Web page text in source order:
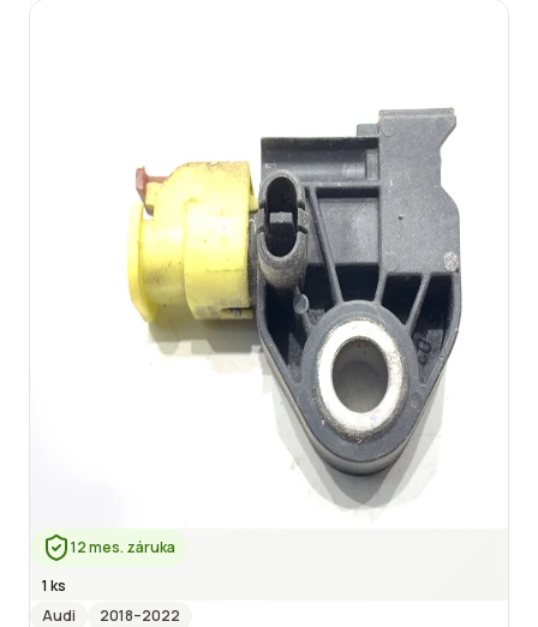
12 mes. záruka
1 ks
Audi
2018–2022